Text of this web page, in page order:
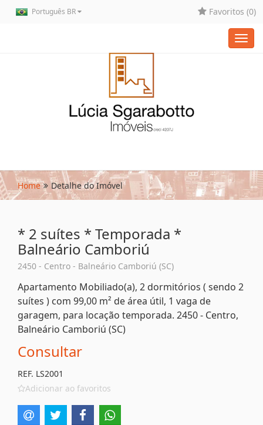
Português BR Favoritos (0)
Home Detalhe do Imóvel
* 2 suítes * Temporada *
Balneário Camboriú
2450 - Centro - Balneário Camboriú (SC)
Apartamento Mobiliado(a), 2 dormitórios ( sendo 2
suítes ) com 99,00 m² de área útil, 1 vaga de
garagem, para locação temporada. 2450 - Centro,
Balneário Camboriú (SC)
Consultar
REF. LS2001
Adicionar ao favoritos